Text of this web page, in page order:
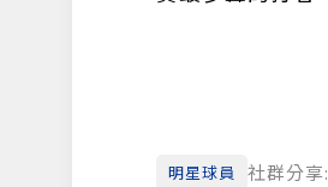
明星球員 社群分享: